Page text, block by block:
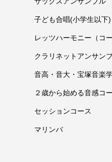
子ども合唱(小学生以下)
レッツハーモニー（コ
クラリネットアンサン
音高・音大・宝塚音楽
２歳から始める音感コ
セッションコース
マリンバ